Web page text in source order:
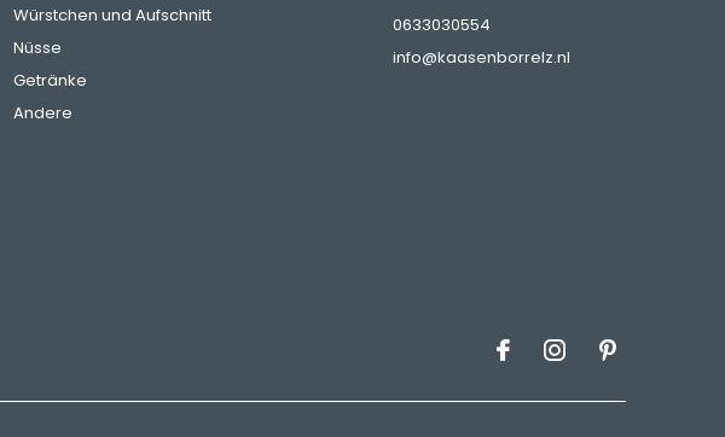
Würstchen und Aufschnitt
Nüsse
Getränke
Andere
0633030554
info@kaasenborrelz.nl